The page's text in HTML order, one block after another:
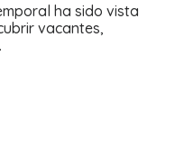
ha sido vista
vacantes,